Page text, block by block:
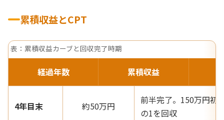
累積収益とCPT
表：累積収益カーブと回収完了時期
経過年数 累積収益
4年目末 約50万円
前半完了。150万円初
の1を回収